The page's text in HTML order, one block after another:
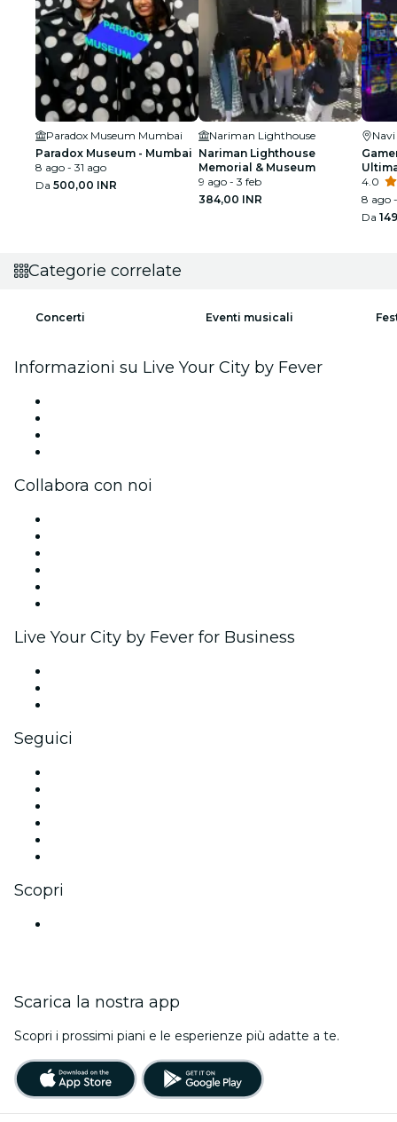
Paradox Museum Mumbai
Paradox Museum - Mumbai
8 ago - 31 ago
Da 500,00 INR
Nariman Lighthouse
Nariman Lighthouse
Memorial & Museum
9 ago - 3 feb
384,00 INR
4.0
8 ago
Da
Categorie correlate
Concerti Eventi musicali
Informazioni su Live Your City by Fever
Collabora con noi
Live Your City by Fever for Business
Seguici
Scopri
Scarica la nostra app
Scopri i prossimi piani e le esperienze più adatte a te.